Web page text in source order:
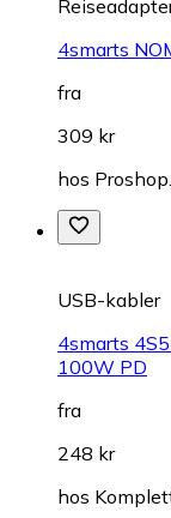
4smarts
fra
309 kr
hos
USB-kabler
4smarts
100W PD
fra
248 kr
hos